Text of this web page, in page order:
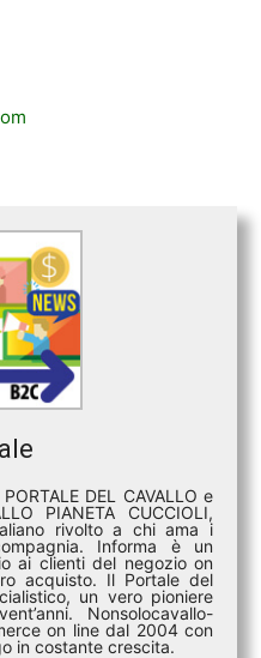
DEL CAVALLO e
PIANETA CUCCIOLI,
rivolto a chi ama i
Informa è un
ai clienti del negozio on
acquisto. Il Portale del
un vero pioniere
Nonsolocavallo-
on line dal 2004 con
in costante crescita.